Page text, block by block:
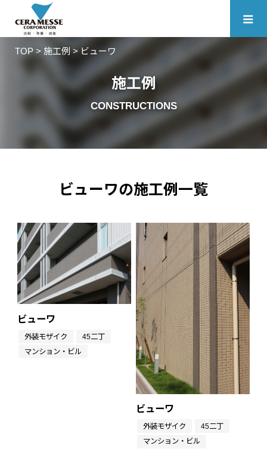
≡
TOP> 施工例> ビューワ
施工例
CONSTRUCTIONS
ビューワの施工例一覧
ビューワ
外装モザイク
45二丁
マンション・ビル
ビューワ
外装モザイク
45二丁
マンション・ビル